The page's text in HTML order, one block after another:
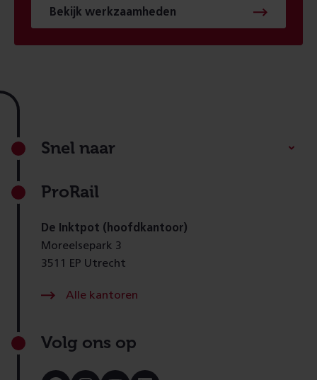
Bekijk werkzaamheden
Footer
Snel naar
ProRail
De Inktpot (hoofdkantoor)
Moreelsepark 3
3511 EP Utrecht
Alle kantoren
Volg ons op